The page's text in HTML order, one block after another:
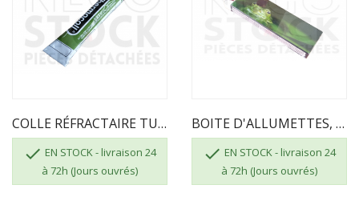
COLLE RÉFRACTAIRE TUBE DE 17 ML
 EN STOCK - livraison 24
à 72h (Jours ouvrés)
BOITE D'ALLUMETTES, 55 Pcs, Longueur 195mm
 EN STOCK - livraison 24
à 72h (Jours ouvrés)